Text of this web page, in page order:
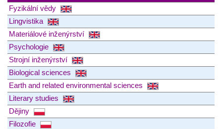
Fyzikální vědy
Lingvistika
Materiálové inženýrství
Psychologie
Strojní inženýrství
Biological sciences
Earth and related environmental sciences
Literary studies
Dějiny
Filozofie